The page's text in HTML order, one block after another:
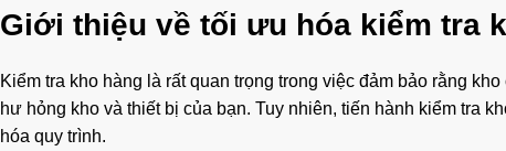
Giới thiệu về tối ưu hóa kiểm tra
Kiểm tra kho hàng là rất quan trọng trong việc đảm bảo rằng
hư hỏng kho và thiết bị của bạn. Tuy nhiên, tiến hành kiểm tra
hóa quy trình.